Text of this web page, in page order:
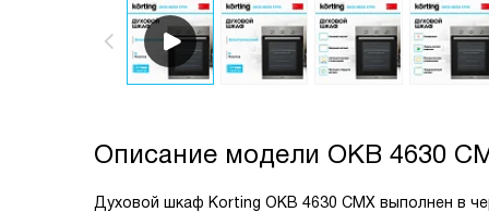
Описание модели OKB 4630
Духовой шкаф Korting OKB 4630 CMX выполнен в